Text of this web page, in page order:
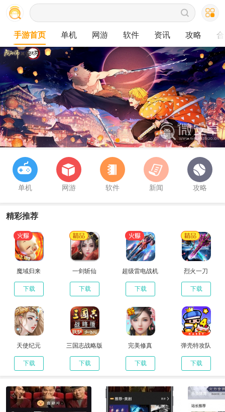
手游首页 单机 网游 软件 资讯 攻略
单机 网游 软件 新闻 攻略
精彩推荐
魔域归来
下载
一剑斩仙
下载
超级雷电战机
下载
烈火一刀
下载
天使纪元
下载
三国志战略版
下载
完美修真
下载
弹壳特攻队
下载